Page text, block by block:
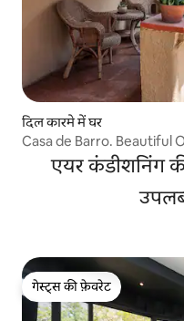
दिल कारमे में घर
Casa de Barro. Beautiful
एयर कंडीशनिंग
गेस्ट्स की फ़ेवरेट
गेस्ट्स की फ़ेवरेट